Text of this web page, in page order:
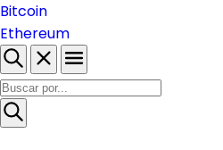
Bitcoin
Ethereum